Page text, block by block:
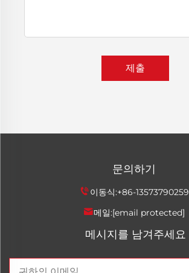
제출
문의하기
이동식:+86-13573790259
메일:[email protected]
메시지를 남겨주세요